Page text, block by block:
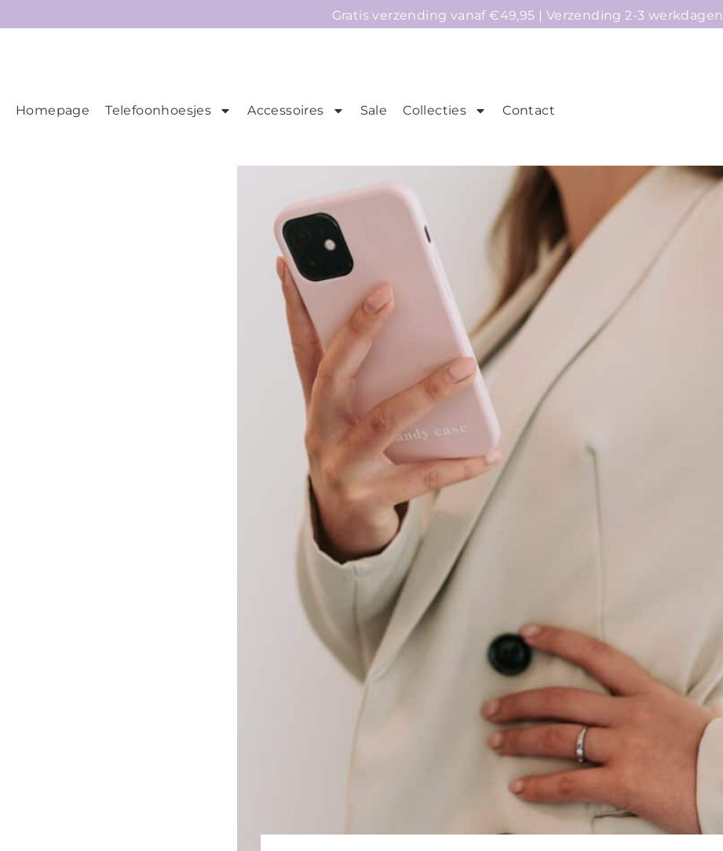
Gratis verzending vanaf €49,95 | Verzending 2-3 werkdagen
Homepage Telefoonhoesjes Accessoires Sale Collecties Contact